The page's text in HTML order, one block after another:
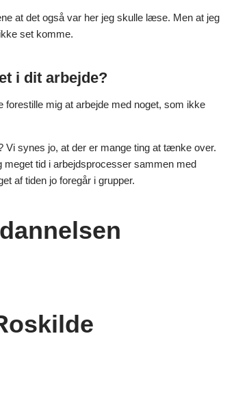
at det også var her jeg skulle læse. Men at jeg
set komme.
i dit arbejde?
mig at arbejde med noget, som ikke
synes jo, at der er mange ting at tænke over.
meget tid i arbejdsprocesser sammen med
af tiden jo foregår i grupper.